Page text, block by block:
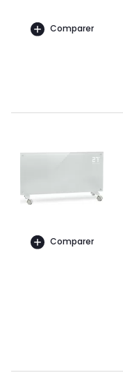
Comparer
Comparer